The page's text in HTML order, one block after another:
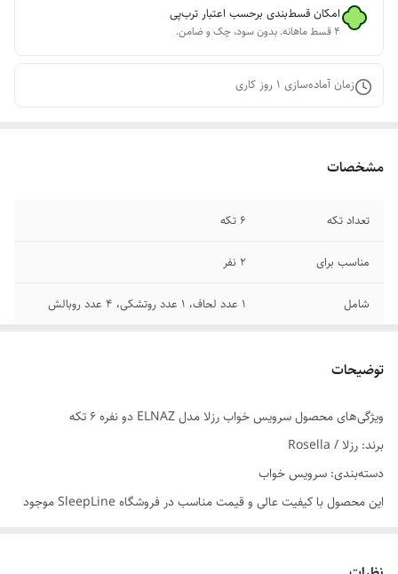
امکان قسط‌بندی برحسب اعتبار ترب‌پی
۴ قسط ماهانه. بدون سود، چک و ضامن.
زمان آماده‌سازی 1 روز کاری
مشخصات
تعداد تکه 6 تکه
مناسب برای 2 نفر
شامل 1 عدد لحاف، 1 عدد روتشکی، 4 عدد روبالش
ابعاد رو بالشی 50x70x0.1 سانتی‌متر
جنس لحاف
سایز سرویس خواب
200×180 سانتی‌متر (مناسب برای تخت با عرض
توضیحات
ویژگی‌های محصول سرویس خواب رزلا مدل ELNAZ دو نفره 6 تکه
برند: رزلا / Rosella
دسته‌بندی: سرویس خواب
این محصول با کیفیت عالی و قیمت مناسب در فروشگاه SleepLine موجود